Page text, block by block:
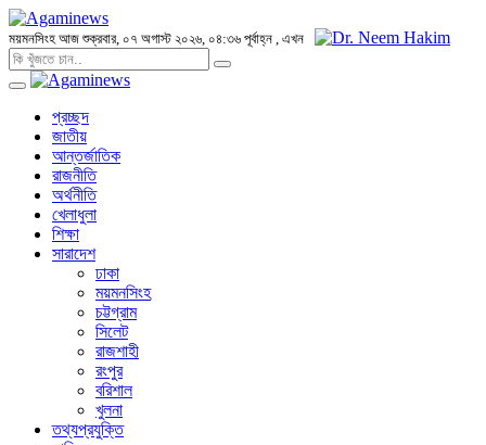
ময়মনসিংহ আজ শুক্রবার, ০৭ অগাস্ট ২০২৬, ০৪:৩৬ পূর্বাহ্ন , এখন
প্রচ্ছদ
জাতীয়
আন্তর্জাতিক
রাজনীতি
অর্থনীতি
খেলাধুলা
শিক্ষা
সারাদেশ
ঢাকা
ময়মনসিংহ
চট্টগ্রাম
সিলেট
রাজশাহী
রংপুর
বরিশাল
খুলনা
তথ্যপ্রযুক্তি